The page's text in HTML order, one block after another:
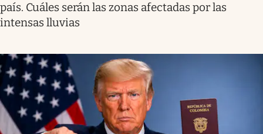
país. Cuáles serán las zonas afectadas por las
intensas lluvias